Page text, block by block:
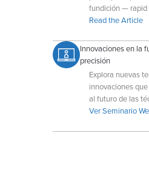
fundición — rapid
de aluminio y
Read the Article
Innovaciones en la
precisión
Explora nuevas
innovaciones
al futuro de las
presión de
Ver Seminario